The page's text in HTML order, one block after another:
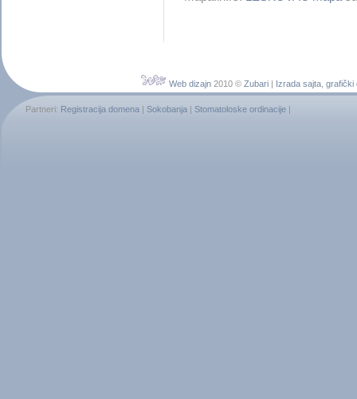
Web dizajn 2010 © Zubari Izrada sajta grafički
Partneri: Registracija domena Sokobanja Stomatoloske ordinacije